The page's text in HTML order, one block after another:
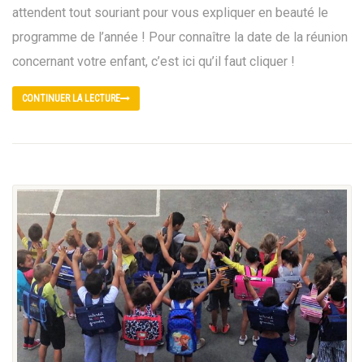
attendent tout souriant pour vous expliquer en beauté le
programme de l’année ! Pour connaître la date de la réunion
concernant votre enfant, c’est ici qu’il faut cliquer !
CONTINUER LA LECTURE